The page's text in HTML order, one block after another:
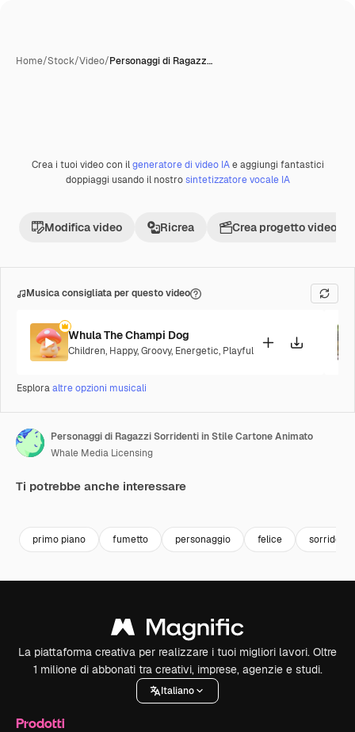
Home/Stock/Video/Personaggi di Ragazz…
PremiumCreata con IA
Crea i tuoi video con ilgeneratore di video IAe aggiungi fantastici
doppiaggi usando il nostrosintetizzatore vocale IA
Modifica video Ricrea Crea progetto video
Musica consigliata per questo video
Whula The Champi Dog
Children, Happy,Groovy, Energetic, Playful
Esploraaltre opzioni musicali
Personaggi di Ragazzi Sorridenti in Stile Cartone Animato
Whale Media Licensing
Ti potrebbe anche interessare
primo piano fumetto personaggio felice sorridente
La piattaforma creativa per realizzare i tuoi migliori lavori. Oltre
1 milione di abbonati tra creativi, imprese, agenzie e studi.
Italiano
Prodotti